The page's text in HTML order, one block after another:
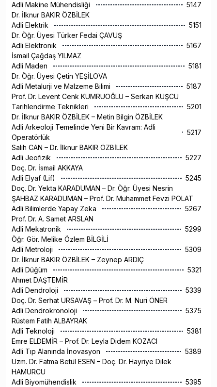
Adli Makine Mühendisliği
5147
Dr. İlknur BAKIR ÖZBİLEK
Adli Elektrik
5151
Dr. Öğr. Üyesi Türker Fedai ÇAVUŞ
Adli Elektronik
5167
İsmail Çağdaş YILMAZ
Adli Maden
5181
Dr. Öğr. Üyesi Çetin YEŞİLOVA
Adli Metalurji ve Malzeme Bilimi
5187
Prof. Dr. Levent Cenk KUMRUOĞLU – Serkan KUŞCU
Tarihlendirme Teknikleri
5201
Dr. İlknur BAKIR ÖZBİLEK – Metin Bilgin ÖZBİLEK
Adli Arkeoloji Temelinde Yeni Bir Kavram: Adli
Operatörlük
5217
Salih CAN – Dr. İlknur BAKIR ÖZBİLEK
Adli Jeofizik
5227
Doç. Dr. İsmail AKKAYA
Adli Elyaf (Lif)
5245
Doç. Dr. Yekta KARADUMAN – Dr. Öğr. Üyesi Nesrin
ŞAHBAZ KARADUMAN – Prof. Dr. Muhammet Fevzi POLAT
Adli Bilimlerde Yapay Zeka
5267
Prof. Dr. A. Samet ARSLAN
Adli Mekatronik
5299
Öğr. Gör. Melike Özlem BİLGİLİ
Adli Metroloji
5309
Dr. İlknur BAKIR ÖZBİLEK – Zeynep ARDIÇ
Adli Düğüm
5321
Ahmet DAŞTEMİR
Adli Dendroloji
5339
Doç. Dr. Serhat URSAVAŞ – Prof. Dr. M. Nuri ÖNER
Adli Dendrokronoloji
5375
Rüstem Fatih ALBAYRAK
Adli Teknoloji
5381
Emre ELDEMİR – Prof. Dr. Leyla Didem KOZACI
Adli Tıp Alanında İnovasyon
5389
Uzm. Dr. Fatma Betül ESEN – Doç. Dr. Hayriye Dilek
HAMURCU
Adli Biyomühendislik
5395